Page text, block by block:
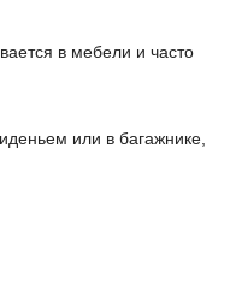
в мебели и часто
или в багажнике,